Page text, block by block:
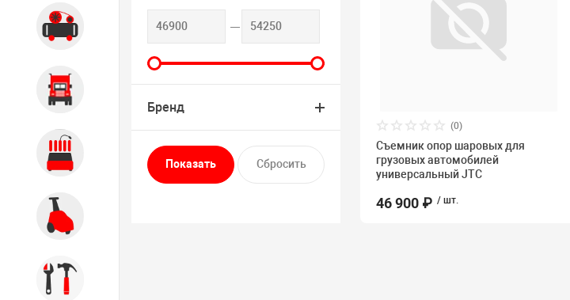
Компрессорное оборудование
Грузовое оборудование
Обслуживание систем и
агрегатов
Бренд
(0)
Съемник опор шаровых для
грузовых автомобилей
универсальный JTC
46 900 ₽ / шт.